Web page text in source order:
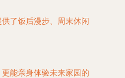
了饭后漫步、周末休闲
能亲身体验未来家园的